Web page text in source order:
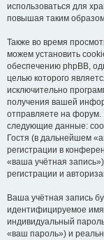
использоваться для
повышая таким
Также во время
можем установить
обеспечению phpBB,
целью которого
исключительно
получения вашей
отправляете на
следующие данные:
Гостя (в дальнейшем
регистрации в
«ваша учётная
регистрации и
Ваша учётная запись
идентифицируемое
индивидуальный
«ваш пароль») и